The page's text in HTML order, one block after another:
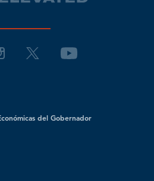
del Gobernador